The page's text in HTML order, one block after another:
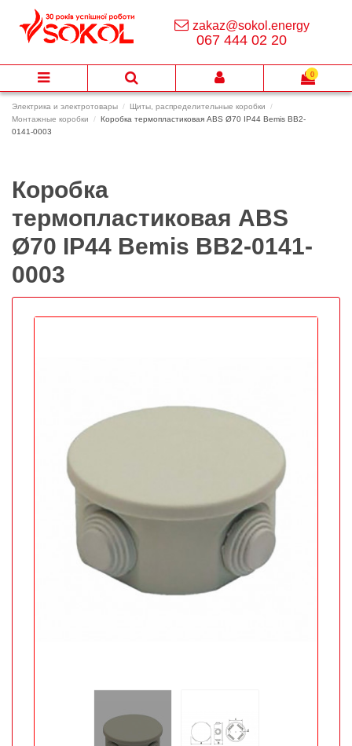
Электрика и электротовары
Щиты, распределительные коробки
Монтажные коробки
Коробка термопластиковая ABS Ø70 IP44 Bemis BB2-
0141-0003
Коробка
термопластиковая ABS
Ø70 IP44 Bemis BB2-0141-
0003
zakaz@sokol.energy
067 444 02 20
0